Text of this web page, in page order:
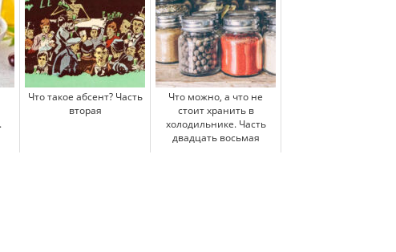
Что такое абсент? Часть
вторая
Что можно, а что не
стоит хранить в
холодильнике. Часть
двадцать восьмая